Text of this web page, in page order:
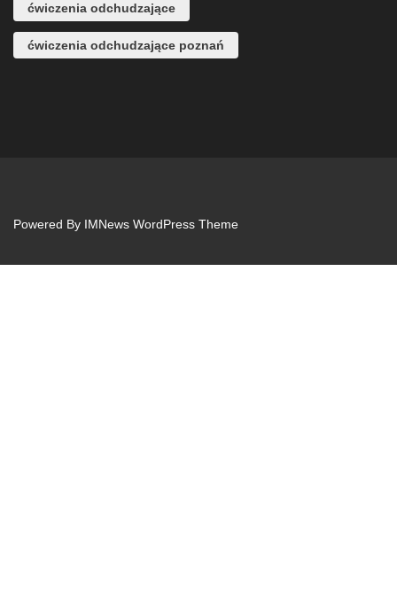
ćwiczenia odchudzające
ćwiczenia odchudzające poznań
Powered By IMNews WordPress Theme